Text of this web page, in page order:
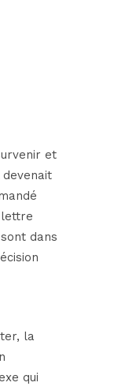
et
devenait
lettre
dans
la
qui